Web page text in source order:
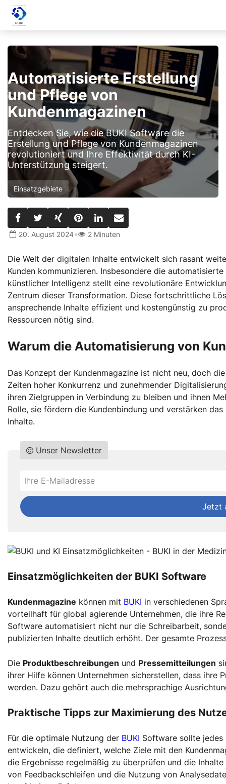
Automatisierte Erstellung
und Pflege von
Kundenmagazinen
Entdecken Sie, wie die BUKI Software die
Erstellung und Pflege von Kundenmagazinen
revolutioniert und Ihre Effektivität durch KI-
Unterstützung steigert.
Einsatzgebiete
20. August 2024• 2 Minuten
Die Welt der digitalen Inhalte entwickelt sich rasant
Kunden kommunizieren. Insbesondere die
künstlicher Intelligenz stellt eine revolutionäre
Zentrum dieser Transformation. Diese fortschrittliche
ansprechende Inhalte effizient und kostengünstig zu
Ressourcen nötig sind.
Warum die Automatisierung von
Das Konzept der Kundenmagazine ist nicht neu, doch
Zeiten hoher Konkurrenz und zunehmender
ihren Zielgruppen in Verbindung zu bleiben und ihnen
Rolle, sie fördern die Kundenbindung und verstärken
Inhalte.
Do
fill
this
Unser Newsletter
*Ihre
Mailadresse:
Jetzt
Einsatzmöglichkeiten der BUKI Software
Kundenmagazine können mit BUKI in verschiedenen
vorteilhaft für global agierende Unternehmen, die ihre
Software automatisiert nicht nur die Schreibarbeit,
publizierten Inhalte deutlich erhöht. Der gesamte
Die Produktbeschreibungen und Pressemitteilungen
ihrer Hilfe können Unternehmen sicherstellen, dass
werden. Dazu gehört auch die mehrsprachige
Praktische Tipps zur Maximierung des
Für die optimale Nutzung der BUKI Software sollte
entwickeln, die definiert, welche Ziele mit den
die Ergebnisse regelmäßig zu überprüfen und die
von Feedbackschleifen und die Nutzung von